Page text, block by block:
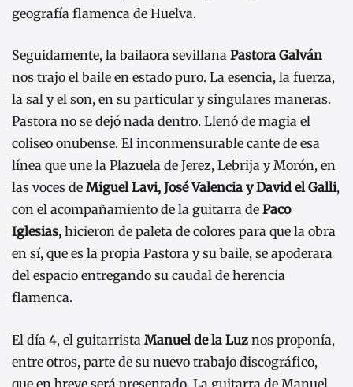
geografía flamenca de Huelva.
Seguidamente, la bailaora sevillana Pastora Galván
nos trajo el baile en estado puro. La esencia, la fuerza,
la sal y el son, en su particular y singulares maneras.
Pastora no se dejó nada dentro. Llenó de magia el
coliseo onubense. El inconmensurable cante de esa
línea que une la Plazuela de Jerez, Lebrija y Morón, en
las voces de Miguel Lavi, José Valencia y David el Galli,
con el acompañamiento de la guitarra de Paco
Iglesias, hicieron de paleta de colores para que la obra
en sí, que es la propia Pastora y su baile, se apoderara
del espacio entregando su caudal de herencia
flamenca.
El día 4, el guitarrista Manuel de la Luz nos proponía,
entre otros, parte de su nuevo trabajo discográfico,
que en breve será presentado. La guitarra de Manuel